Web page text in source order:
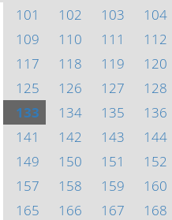
101
102 103 104
109
110 111 112
117
118 119 120
125
126 127 128
133
134 135 136
141
142 143 144
149
150 151 152
157
158 159 160
165
166 167 168